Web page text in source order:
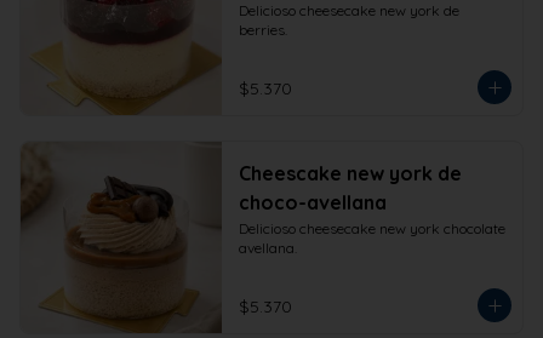
Delicioso cheesecake new york de
berries.
$5.370
Cheescake new york de
choco-avellana
Delicioso cheesecake new york chocolate
avellana.
$5.370